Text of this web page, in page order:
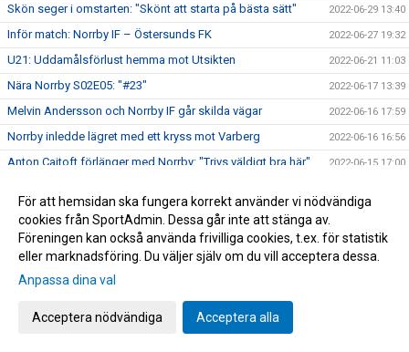
Skön seger i omstarten: "Skönt att starta på bästa sätt" 2022-06-29 13:40
Inför match: Norrby IF – Östersunds FK 2022-06-27 19:32
U21: Uddamålsförlust hemma mot Utsikten 2022-06-21 11:03
Nära Norrby S02E05: "#23" 2022-06-17 13:39
Melvin Andersson och Norrby IF går skilda vägar 2022-06-16 17:59
Norrby inledde lägret med ett kryss mot Varberg 2022-06-16 16:56
Anton Cajtoft förlänger med Norrby: "Trivs väldigt bra här" 2022-06-15 17:00
Inga poäng när Norrby avslutade vårsäsongen
TV: Max Olsson om att äntligen vara tillbaka i truppen 2022-05-27 17:44
Inför match: IK Brage – Norrby IF 2022-05-27 17:23
Norrby IF och Abbas Mohamad går skilda vägar
U21: Tung kväll på Borås Arena
För att hemsidan ska fungera korrekt använder vi nödvändiga
cookies från SportAdmin. Dessa går inte att stänga av.
Föreningen kan också använda frivilliga cookies, t.ex. för statistik
eller marknadsföring. Du väljer själv om du vill acceptera dessa.
Anpassa dina val
Acceptera nödvändiga Acceptera alla